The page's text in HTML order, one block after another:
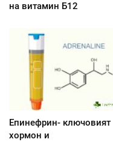
на витамин Б12
Епинефрин- ключовият
хормон и